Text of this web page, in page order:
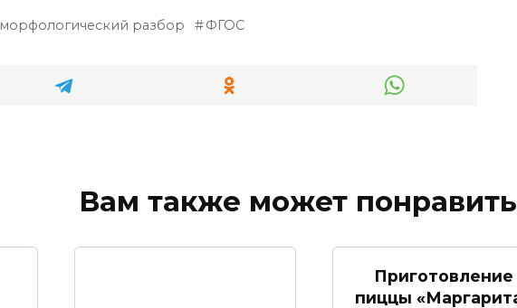
морфологический разбор ФГОС
Вам также может
Приготовление
пиццы